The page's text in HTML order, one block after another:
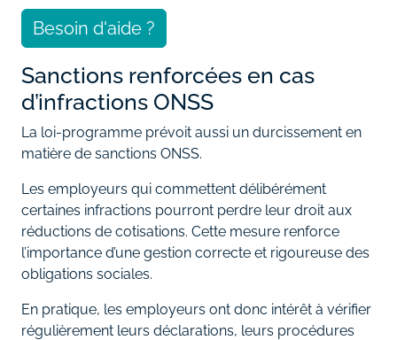
Besoin d'aide ?
Sanctions renforcées en cas
d’infractions ONSS
La loi-programme prévoit aussi un durcissement en
matière de sanctions ONSS.
Les employeurs qui commettent délibérément
certaines infractions pourront perdre leur droit aux
réductions de cotisations. Cette mesure renforce
l’importance d’une gestion correcte et rigoureuse des
obligations sociales.
En pratique, les employeurs ont donc intérêt à vérifier
régulièrement leurs déclarations, leurs procédures